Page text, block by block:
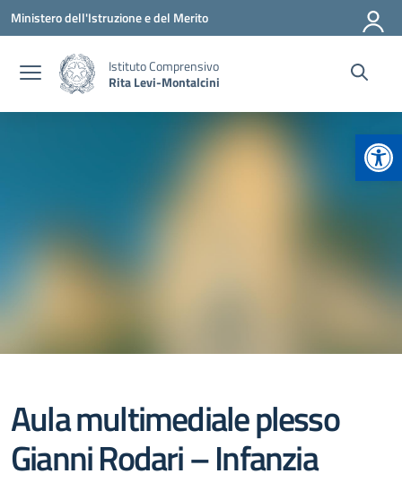
Vai ai contenuti
Vai al menu di navigazione
Vai al footer
Ministero dell'Istruzione e del Merito
Istituto Comprensivo
Rita Levi-Montalcini
Aula multimediale plesso
Gianni Rodari – Infanzia